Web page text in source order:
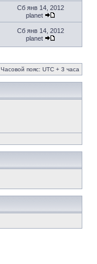
Сб янв 14, 2012
planet
Сб янв 14, 2012
planet
Часовой пояс: UTC + 3 часа